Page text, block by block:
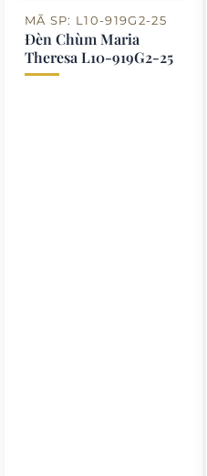
MÃ SP: L10-919G2-25
Đèn Chùm Maria
Theresa L10-919G2-25